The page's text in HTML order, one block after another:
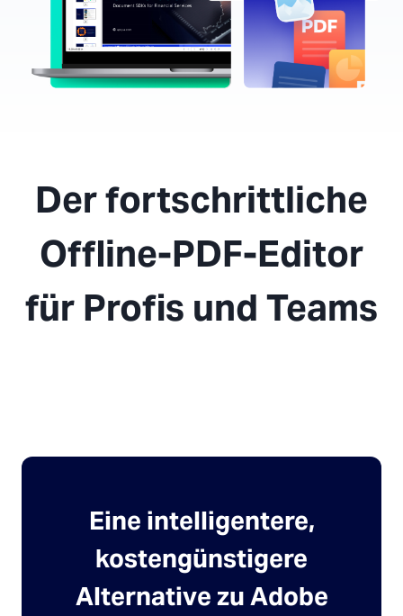
Der fortschrittliche
Offline-PDF-Editor
für Profis und Teams
Eine intelligentere,
kostengünstigere
Alternative zu Adobe